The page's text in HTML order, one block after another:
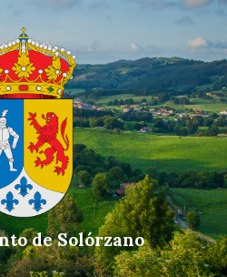
de Solórzano